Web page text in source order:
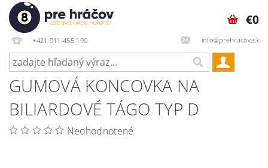
+421 911 455 190 info@prehracov.sk
€0
GUMOVÁ KONCOVKA NA
BILIARDOVÉ TÁGO TYP D
Neohodnotené